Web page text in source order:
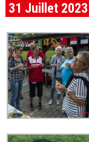
31 Juillet 2023